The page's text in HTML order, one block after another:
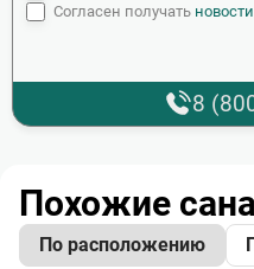
Согласен получать
8
Похожие
По расположению